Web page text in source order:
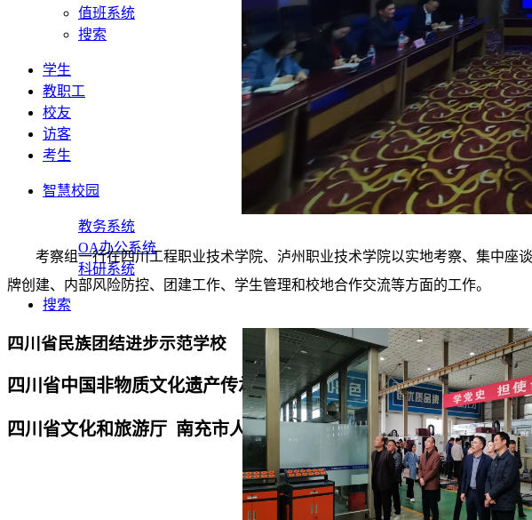
值班系统
搜索
学生
教职工
校友
访客
考生
智慧校园
教务系统
OA办公系统
科研系统
搜索
四川省民族团结进步示范学校
四川省中国非物质文化遗产传承人研修培训基地
四川省文化和旅游厅 南充市人民政府“厅市共建”高校
考察组一行在四川工程职业技术学院、泸州职业技术学院以实地考察、集中
牌创建、内部风险防控、团建工作、学生管理和校地合作交流等方面的工作。